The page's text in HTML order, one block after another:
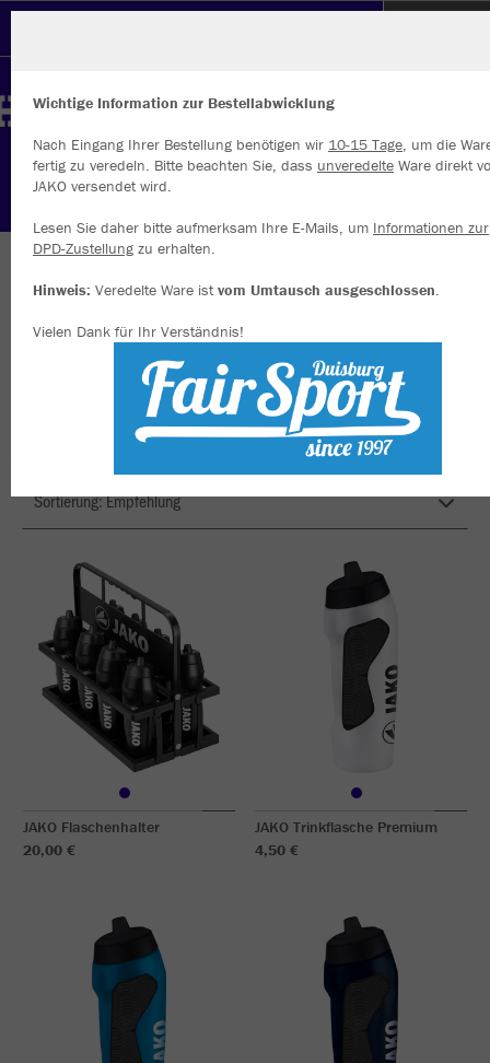
Herzlich willkommen im Vereinsshop des PSV
Neuss
JAKO Flaschenhalter
20,00 €
JAKO Trinkflasche Premium
4,50 €
Wichtige Information zur Bestellabwicklung
Nach Eingang Ihrer Bestellung benötigen wir 10-15 Tage, um die
fertig zu veredeln. Bitte beachten Sie, dass unveredelte Ware direkt
JAKO versendet wird.
Lesen Sie daher bitte aufmerksam Ihre E-Mails, um Informationen zur
DPD-Zustellung zu erhalten.
Hinweis: Veredelte Ware istvom Umtausch ausgeschlossen.
Vielen Dank für Ihr Verständnis!
Wir verwenden Cookies
Inhalte anzeigen und unsere Website verbessern. Weitere
zu den Cookies findest Du in den Einstellungen.
Alle akzeptieren
Alle ablehnen
mehr Infos
Datenschutz
Impressum